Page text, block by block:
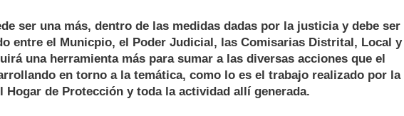
ser una más, dentro de las medidas dadas por la justicia y debe ser
entre el Municpio, el Poder Judicial, las Comisarias Distrital, Local y
una herramienta más para sumar a las diversas acciones que el
en torno a la temática, como lo es el trabajo realizado por la
Hogar de Protección y toda la actividad allí generada.